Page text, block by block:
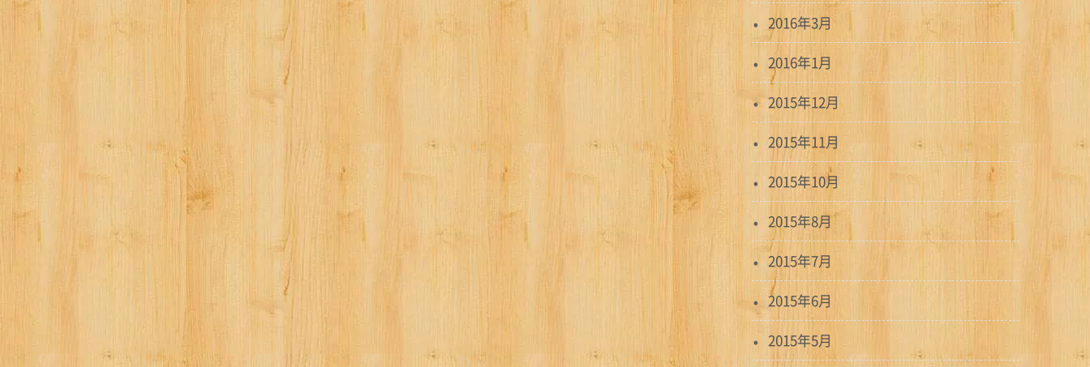
2016年3月
2016年1月
2015年12月
2015年11月
2015年10月
2015年8月
2015年7月
2015年6月
2015年5月